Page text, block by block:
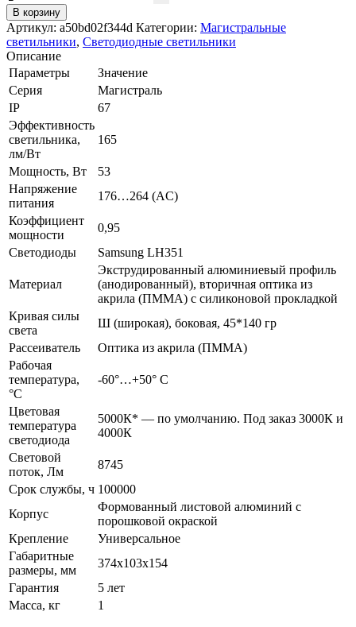
В корзину
Артикул: a50bd02f344d Категории: Магистральные
светильники, Светодиодные светильники
Описание
Параметры
Значение
Серия
Магистраль
IP
67
Эффективность
светильника,
лм/Вт
165
Мощность, Вт
53
Напряжение
питания
176…264 (AС)
Коэффициент
мощности
0,95
Светодиоды
Samsung LH351
Материал
Экструдированный алюминиевый профиль
(анодированный), вторичная оптика из
акрила (ПММА) с силиконовой прокладкой
Кривая силы
света
Ш (широкая), боковая, 45*140 гр
Рассеиватель
Оптика из акрила (ПММА)
Рабочая
температура,
°C
-60°…+50° С
Цветовая
температура
светодиода
5000К* — по умолчанию. Под заказ 3000К и
4000К
Световой
поток, Лм
8745
Срок службы, ч 100000
Корпус
Формованный листовой алюминий с
порошковой окраской
Крепление
Универсальное
Габаритные
размеры, мм
374х103х154
Гарантия
5 лет
Масса, кг
1